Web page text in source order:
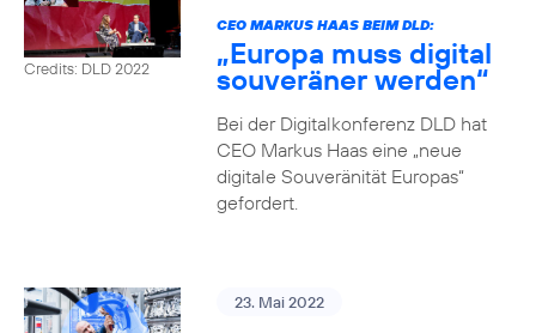
Credits: DLD 2022
CEO MARKUS HAAS BEIM DLD:
„Europa muss digital
souveräner werden“
Bei der Digitalkonferenz DLD hat
CEO Markus Haas eine „neue
digitale Souveränität Europas“
gefordert.
23. Mai 2022